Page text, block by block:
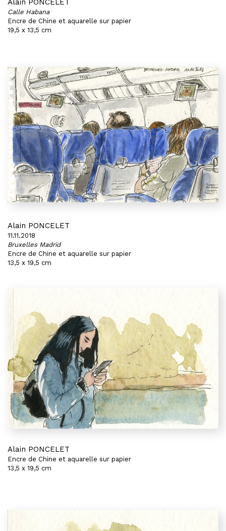
Alain PONCELET
Calle Habana
Encre de Chine et aquarelle sur papier
19,5 x 13,5 cm
Alain PONCELET
11.11.2018
Bruxelles Madrid
Encre de Chine et aquarelle sur papier
13,5 x 19,5 cm
Alain PONCELET
Encre de Chine et aquarelle sur papier
13,5 x 19,5 cm